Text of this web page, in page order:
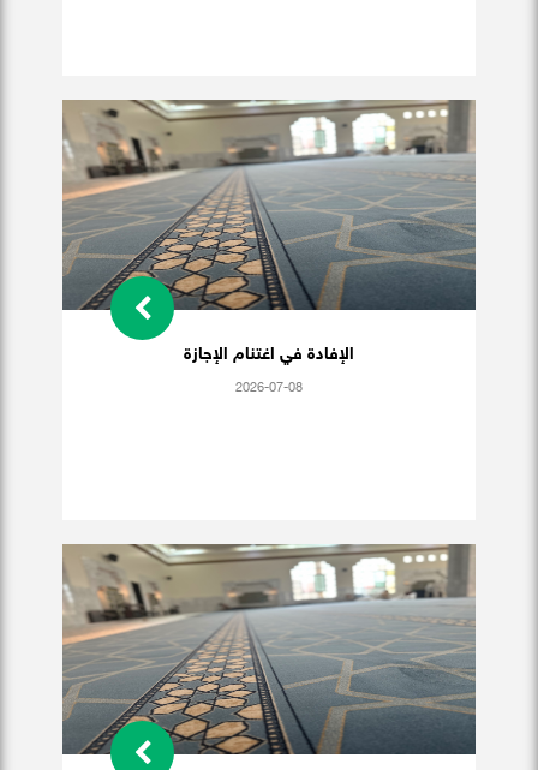
الإفادة في اغتنام الإجازة
2026-07-08